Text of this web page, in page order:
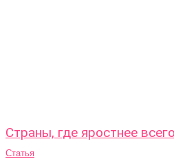
Страны, где яростнее
Статья